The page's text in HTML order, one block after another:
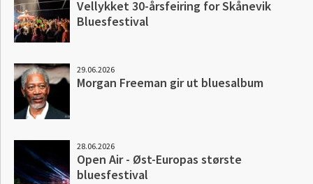
Vellykket 30-årsfeiring for Skånevik
Bluesfestival
29.06.2026
Morgan Freeman gir ut bluesalbum
28.06.2026
Open Air - Øst-Europas største
bluesfestival